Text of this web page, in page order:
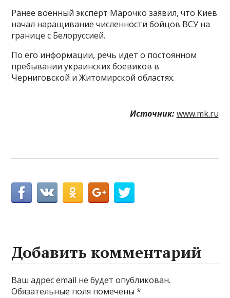
Ранее военный эксперт Марочко заявил, что Киев
начал наращивание численности бойцов ВСУ на
границе с Белоруссией.
По его информации, речь идет о постоянном
пребывании украинских боевиков в
Черниговской и Житомирской областях.
Источник: www.mk.ru
Добавить комментарий
Ваш адрес email не будет опубликован.
Обязательные поля помечены*